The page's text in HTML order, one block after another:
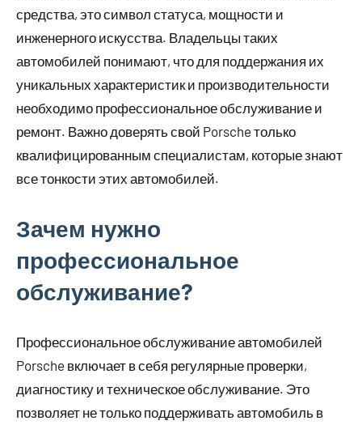
средства, это символ статуса, мощности и
инженерного искусства. Владельцы таких
автомобилей понимают, что для поддержания их
уникальных характеристик и производительности
необходимо профессиональное обслуживание и
ремонт. Важно доверять свой Porsche только
квалифицированным специалистам, которые знают
все тонкости этих автомобилей.
Зачем нужно
профессиональное
обслуживание?
Профессиональное обслуживание автомобилей
Porsche включает в себя регулярные проверки,
диагностику и техническое обслуживание. Это
позволяет не только поддерживать автомобиль в